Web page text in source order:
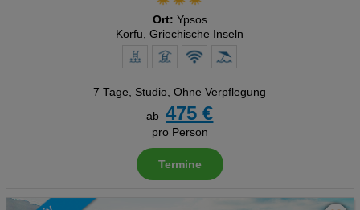
Ort: Ypsos
Korfu, Griechische Inseln
7 Tage, Studio, Ohne Verpflegung
ab
475 €
pro Person
Termine